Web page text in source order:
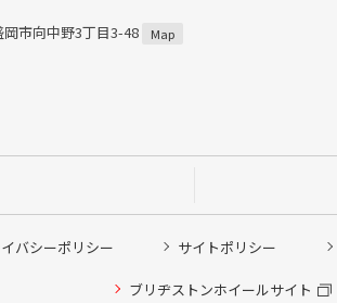
市向中野3丁目3-48 Map
バシーポリシー サイトポリシー
ブリヂストンホイールサイト
の予約